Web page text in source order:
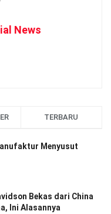
News
TERBARU
Menyusut
Bekas dari China
Ini Alasannya